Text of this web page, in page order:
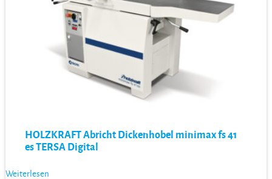
HOLZKRAFT Abricht Dickenhobel minimax fs 41
es TERSA Digital
Weiterlesen